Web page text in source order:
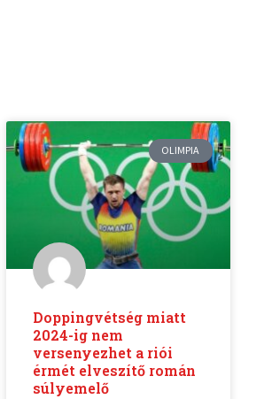
OLIMPIA
Doppingvétség miatt
2024-ig nem
versenyezhet a riói
érmét elveszítő román
súlyemelő